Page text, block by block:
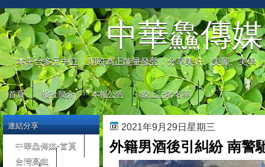
中華鱻傳媒
本平台多元中立，期盼為正能量發聲，分享美好、美麗、美學
首頁 報社簡介 本報公告 線上記者名單
2021年9月29日星期三
外籍男酒後引糾紛 南警
連結分享
中華鱻傳媒-首頁
台灣高鐵